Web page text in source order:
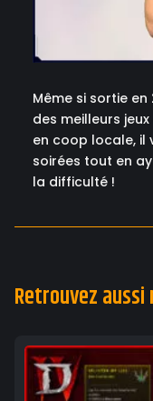
Même si sortie en
des meilleurs
en coop locale, il
soirées tout en
la difficulté !
Retrouvez aussi